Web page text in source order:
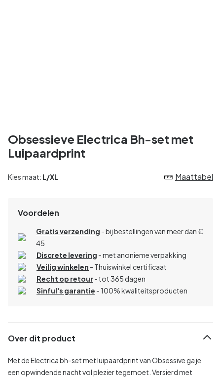
Obsessieve Electrica Bh-set met
Luipaardprint
Kies maat: L/XL Maattabel
Voordelen
Gratis verzending - bij bestellingen van meer dan €
45
Discrete levering - met anonieme verpakking
Veilig winkelen - Thuiswinkel certificaat
Recht op retour - tot 365 dagen
Sinful's garantie - 100% kwaliteitsproducten
Over dit product
Met de Electrica bh-set met luipaardprint van Obsessive ga je
een opwindende nacht vol plezier tegemoet. Versierd met